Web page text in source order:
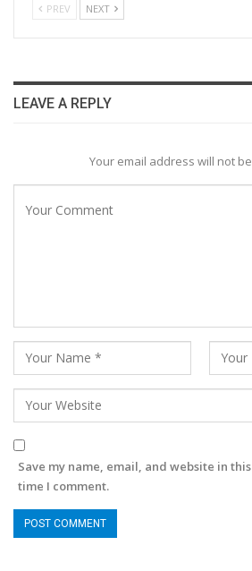
PREV NEXT
LEAVE A REPLY
Your email address will not
Save my name, email, and website in
time I comment.